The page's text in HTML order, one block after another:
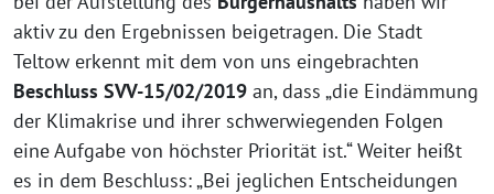
aktiv zu den Ergebnissen beigetragen. Die Stadt
Teltow erkennt mit dem von uns eingebrachten
Beschluss SVV-15/02/2019 an, dass „die Eindämmung
der Klimakrise und ihrer schwerwiegenden Folgen
eine Aufgabe von höchster Priorität ist.“ Weiter heißt
es in dem Beschluss: „Bei jeglichen Entscheidungen